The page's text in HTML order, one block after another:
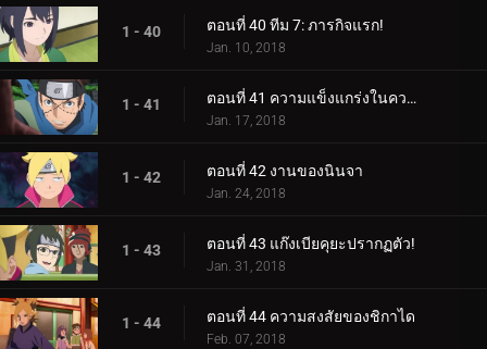
1 - 40 ตอนที่ 40 ทีม 7: ภารกิจแรก!
Jan. 10, 2018
1 - 41 ตอนที่ 41 ความแข็งแกร่งในความสามัคคี
Jan. 17, 2018
1 - 42 ตอนที่ 42 งานของนินจา
Jan. 24, 2018
1 - 43 ตอนที่ 43 แก๊งเบียคุยะปรากฏตัว!
Jan. 31, 2018
1 - 44 ตอนที่ 44 ความสงสัยของชิกาได
Feb. 07, 2018